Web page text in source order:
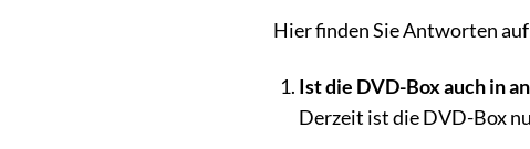
Hier finden Sie Antworten
Ist die DVD-Box auch in
Derzeit ist die DVD-Box